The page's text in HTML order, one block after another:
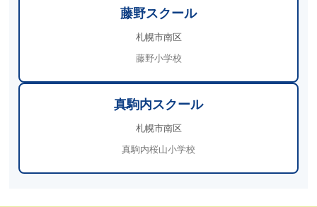
藤野スクール
札幌市南区
藤野小学校
真駒内スクール
札幌市南区
真駒内桜山小学校